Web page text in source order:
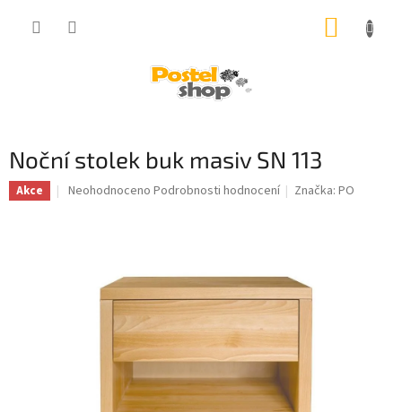
Noční stolek buk masiv SN 113
Akce
Průměrné
hvězdiček.
Neohodnoceno Podrobnosti hodnocení Značka:PO